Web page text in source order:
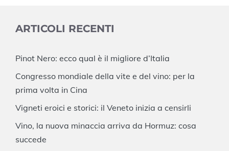
ARTICOLI RECENTI
Pinot Nero: ecco qual è il migliore d’Italia
Congresso mondiale della vite e del vino: per la
prima volta in Cina
Vigneti eroici e storici: il Veneto inizia a censirli
Vino, la nuova minaccia arriva da Hormuz: cosa
succede